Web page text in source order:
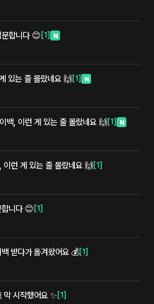
문합니다 😊 [1] N
있는 줄 몰랐네요 🙌 [1] N
백, 이런 게 있는 줄 몰랐네요 🙌 [1] N
이런 게 있는 줄 몰랐네요 🙌 [1]
합니다 😊 [1]
받다가 옮겨왔어요 💰[1]
막 시작했어요 ✨ [1]